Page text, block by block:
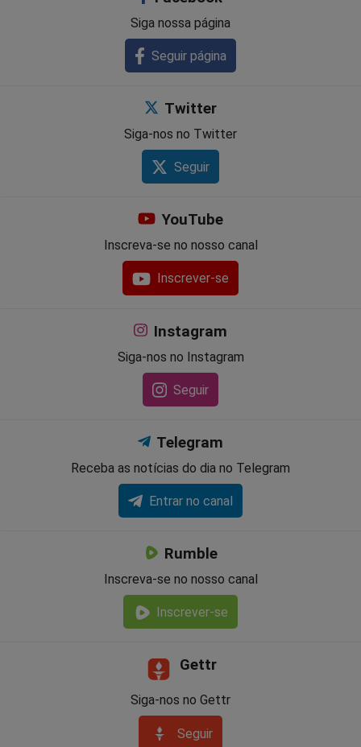
Siga nossa página
Seguir página
Twitter
Siga-nos no Twitter
Seguir
YouTube
Inscreva-se no nosso canal
Inscrever-se
Instagram
Siga-nos no Instagram
Seguir
Telegram
Receba as notícias do dia no Telegram
Entrar no canal
Rumble
Inscreva-se no nosso canal
Inscrever-se
Gettr
Siga-nos no Gettr
Seguir